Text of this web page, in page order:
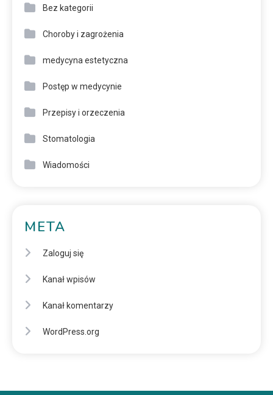
Bez kategorii
Choroby i zagrożenia
medycyna estetyczna
Postęp w medycynie
Przepisy i orzeczenia
Stomatologia
Wiadomości
META
Zaloguj się
Kanał wpisów
Kanał komentarzy
WordPress.org